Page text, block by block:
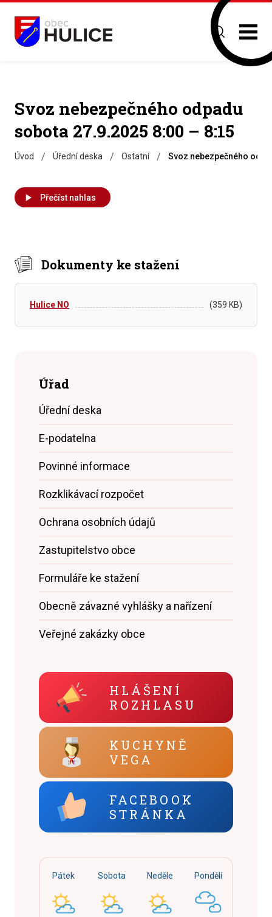
Svoz nebezpečného odpadu
sobota 27.9.2025 8:00 – 8:15
Úvod / Úřední deska / Ostatní / Svoz nebezpečného
Přečíst nahlas
Dokumenty ke stažení
Hulice NO (359 KB)
Úřad
Úřední deska
E-podatelna
Povinné informace
Rozklikávací rozpočet
Ochrana osobních údajů
Zastupitelstvo obce
Formuláře ke stažení
Obecně závazné vyhlášky a nařízení
Veřejné zakázky obce
HLÁŠENÍ
ROZHLASU
KUCHYNĚ
VEGA
FACEBOOK
STRÁNKA
Pátek Sobota Neděle Pondělí